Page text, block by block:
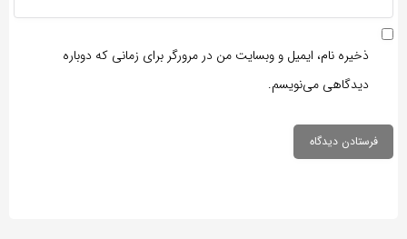
ذخیره نام، ایمیل و وبسایت من در مرورگر برای زمانی که دوباره
دیدگاهی می‌نویسم.